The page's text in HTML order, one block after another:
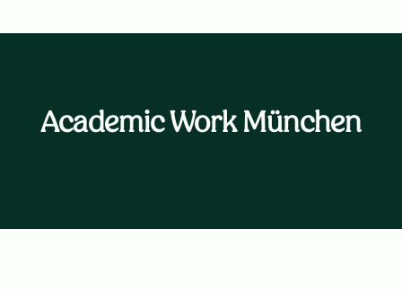
Academic Work München